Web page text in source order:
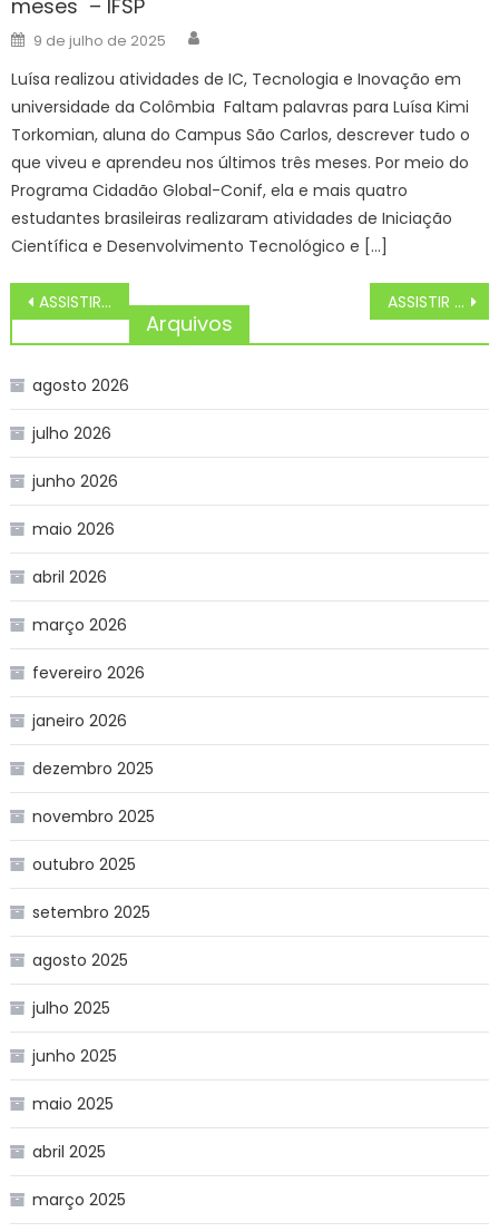
meses – IFSP
Posted
on
9 de julho de 2025
Luísa realizou atividades de IC, Tecnologia e Inovação em
universidade da Colômbia Faltam palavras para Luísa Kimi
Torkomian, aluna do Campus São Carlos, descrever tudo o
que viveu e aprendeu nos últimos três meses. Por meio do
Programa Cidadão Global-Conif, ela e mais quatro
estudantes brasileiras realizaram atividades de Iniciação
Científica e Desenvolvimento Tecnológico e […]
Navegação
de
ASSISTIR AO VIVO América de Cali x Corinthians COPA Sul-Americana 2025, HOJE (08/04), ESCALAÇÃO E PALPITES ASSISTIR AO VIVO Caracas x Cienciano COPA Sul-Americana 2025, HOJE (08/04), ESCALAÇÃO E PALPITES
Arquivos
agosto 2026
julho 2026
junho 2026
maio 2026
abril 2026
março 2026
fevereiro 2026
janeiro 2026
dezembro 2025
novembro 2025
outubro 2025
setembro 2025
agosto 2025
julho 2025
junho 2025
maio 2025
abril 2025
março 2025